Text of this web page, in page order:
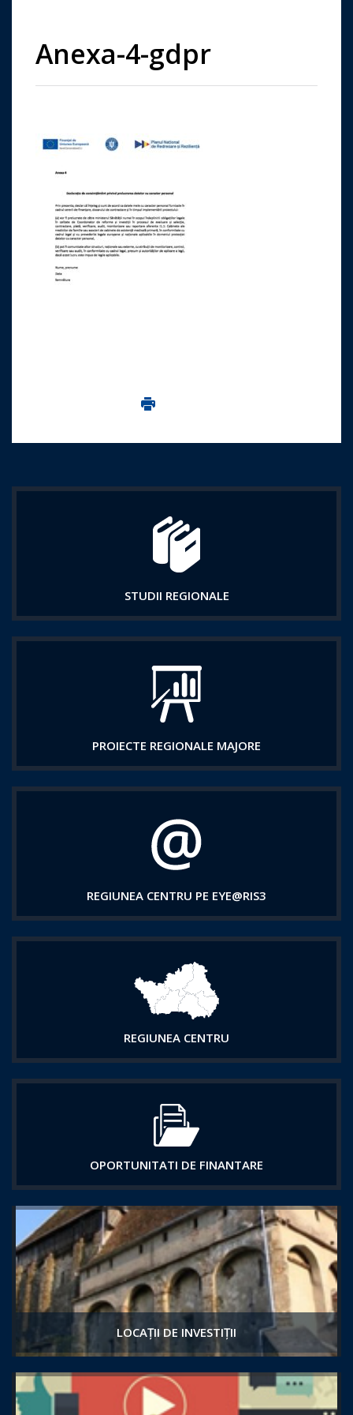
Anexa-4-gdpr
Imprima aceasta pagina
STUDII REGIONALE
PROIECTE REGIONALE MAJORE
REGIUNEA CENTRU PE EYE@RIS3
REGIUNEA CENTRU
OPORTUNITATI DE FINANTARE
LOCAȚII DE INVESTIȚII